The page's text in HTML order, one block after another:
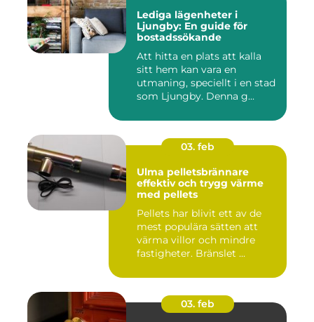
Lediga lägenheter i
Ljungby: En guide för
bostadssökande
Att hitta en plats att kalla
sitt hem kan vara en
utmaning, speciellt i en stad
som Ljungby. Denna g...
03. feb
Ulma pelletsbrännare
effektiv och trygg värme
med pellets
Pellets har blivit ett av de
mest populära sätten att
värma villor och mindre
fastigheter. Bränslet ...
03. feb